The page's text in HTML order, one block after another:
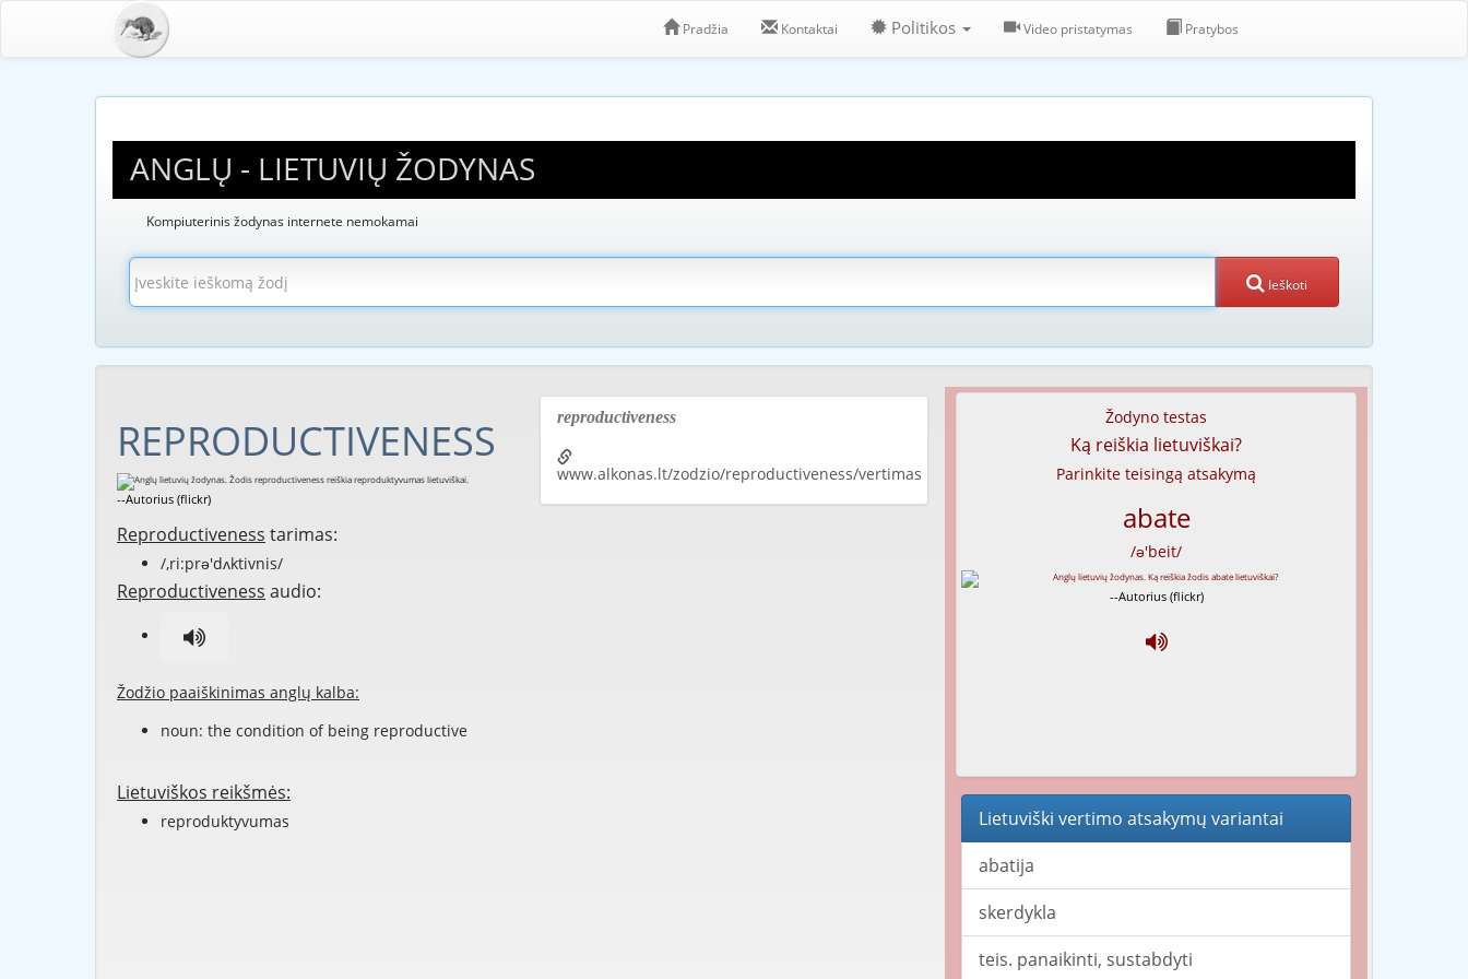
Pradžia Kontaktai Politikos Video pristatymas Pratybos
ANGLŲ - LIETUVIŲ ŽODYNAS
Kompiuterinis žodynas internete nemokamai
Ieškoti
REPRODUCTIVENESS
--Autorius (flickr)
Reproductiveness tarimas:
/,ri:prə'dʌktivnis/
Reproductiveness audio:
Žodžio paaiškinimas anglų kalba:
noun: the condition of being reproductive
Lietuviškos reikšmės:
reproduktyvumas
reproductiveness
www.alkonas.lt/zodzio/reproductiveness/vertimas
Žodyno testas
Ką reiškia lietuviškai?
Parinkite teisingą atsakymą
abate
/ə'beit/
--Autorius (flickr)
Lietuviški vertimo atsakymų variantai
abatija
skerdykla
teis. panaikinti, sustabdyti